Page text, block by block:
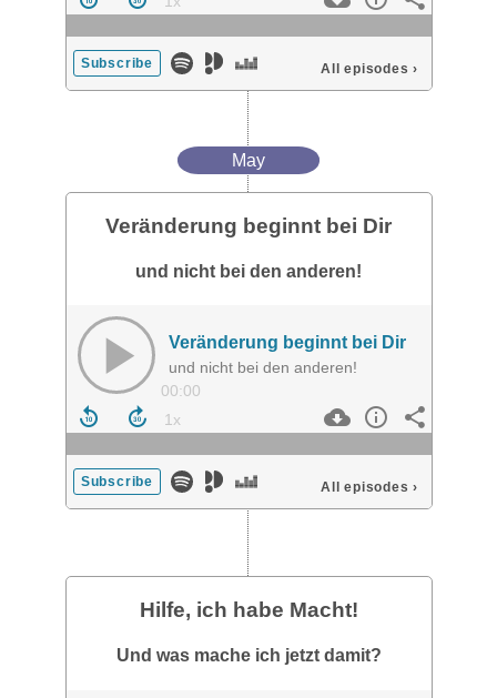
Subscribe All episodes ›
May
Veränderung beginnt bei Dir
und nicht bei den anderen!
Veränderung beginnt bei Dir
und nicht bei den anderen!
00:00
Subscribe All episodes ›
Hilfe, ich habe Macht!
Und was mache ich jetzt damit?